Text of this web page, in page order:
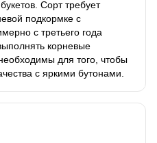
Сорт требует
подкормке с
с третьего года
корневые
для того, чтобы
с яркими бутонами.